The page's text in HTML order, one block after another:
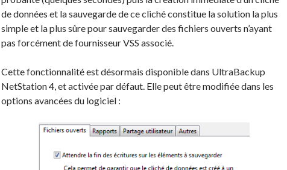
de données et la sauvegarde de ce cliché constitue la solution la plus
simple et la plus sûre pour sauvegarder des fichiers ouverts n’ayant
pas forcément de fournisseur VSS associé.
Cette fonctionnalité est désormais disponible dans UltraBackup
NetStation 4, et activée par défaut. Elle peut être modifiée dans les
options avancées du logiciel :